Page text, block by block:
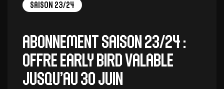
Saison 23/24
Abonnement saison 23/24 :
Offre Early Bird valable
jusqu’au 30 juin